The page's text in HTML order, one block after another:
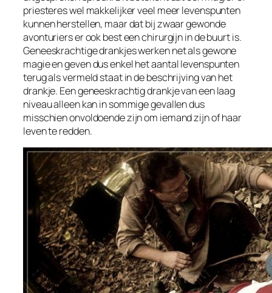
priesteres wel makkelijker veel meer levenspunten
kunnen herstellen, maar dat bij zwaar gewonde
avonturiers er ook best een chirurgijn in de buurt is.
Geneeskrachtige drankjes werken net als gewone
magie en geven dus enkel het aantal levenspunten
terug als vermeld staat in de beschrijving van het
drankje. Een geneeskrachtig drankje van een laag
niveau alleen kan in sommige gevallen dus
misschien onvoldoende zijn om iemand zijn of haar
leven te redden.